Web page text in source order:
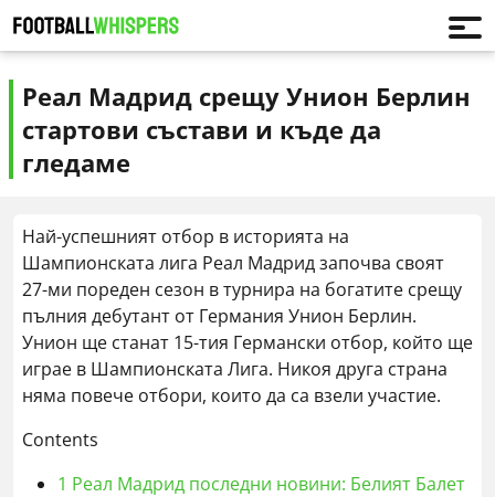
Реал Мадрид срещу Унион Берлин
стартови състави и къде да
гледаме
Най-успешният отбор в историята на
Шампионската лига Реал Мадрид започва своят
27-ми пореден сезон в турнира на богатите срещу
пълния дебутант от Германия Унион Берлин.
Унион ще станат 15-тия Германски отбор, който ще
играе в Шампионската Лига. Никоя друга страна
няма повече отбори, които да са взели участие.
Contents
1 Реал Мадрид последни новини: Белият Балет